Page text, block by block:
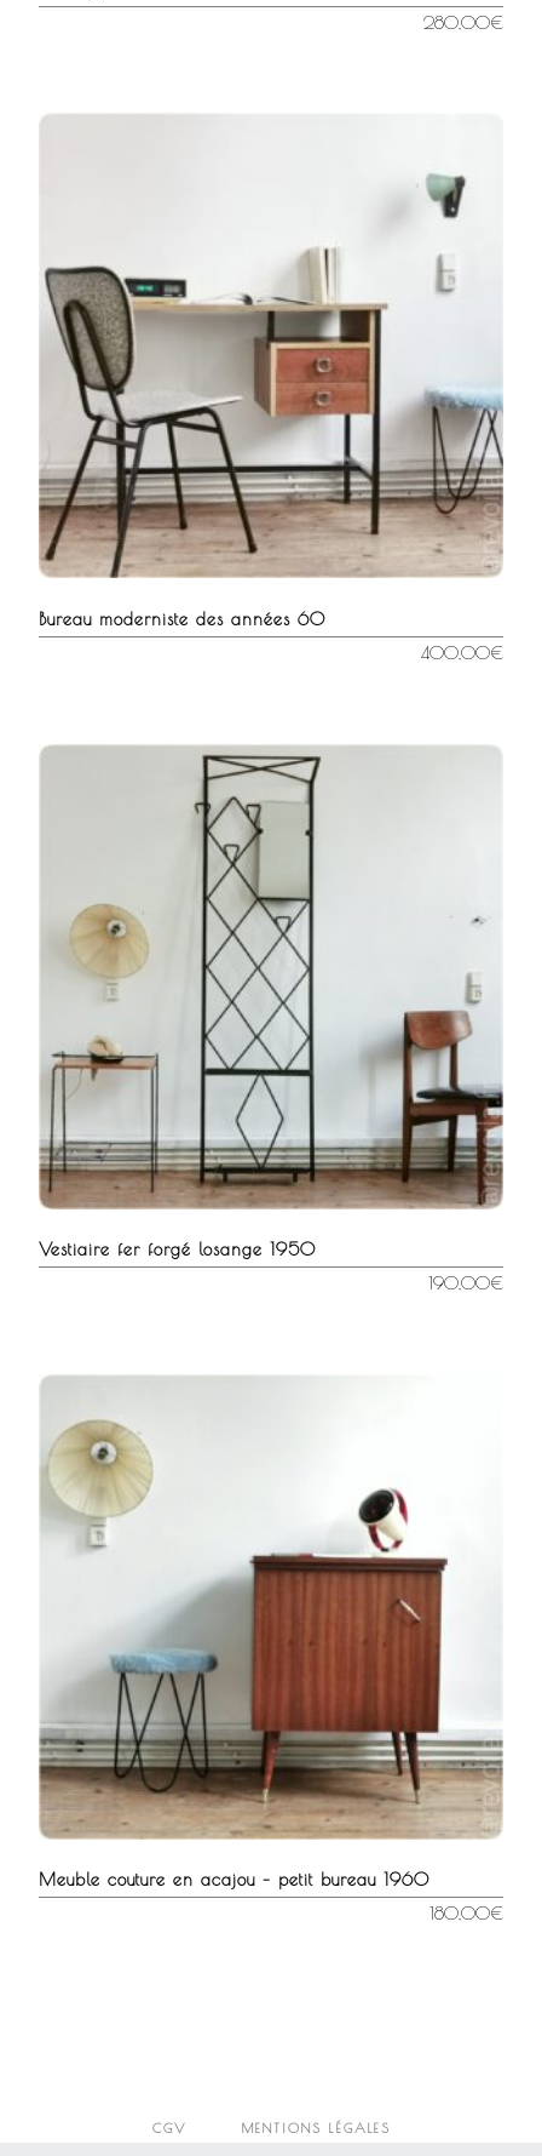
280,00€
Bureau moderniste des années 60
400,00€
Vestiaire fer forgé losange 1950
190,00€
Meuble couture en acajou – petit bureau 1960
180,00€
CGV MENTIONS LÉGALES